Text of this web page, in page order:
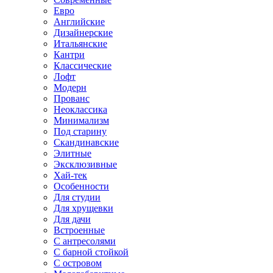
Евро
Английские
Дизайнерские
Итальянские
Кантри
Классические
Лофт
Модерн
Прованс
Неоклассика
Минимализм
Под старину
Скандинавские
Элитные
Эксклюзивные
Хай-тек
Особенности
Для студии
Для хрущевки
Для дачи
Встроенные
С антресолями
С барной стойкой
С островом